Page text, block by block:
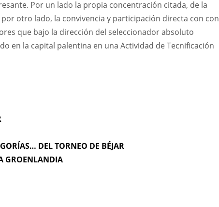
Por un lado la propia concentración citada, de la
otro lado, la convivencia y participación directa con con
que bajo la dirección del seleccionador absoluto
en la capital palentina en una Actividad de Tecnificación
DEL TORNEO DE BÉJAR
GROENLANDIA